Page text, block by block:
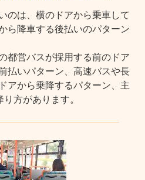
のは、横のドアから乗車して
ら降車する後払いのパターン
都営バスが採用する前のドア
払いパターン、高速バスや長
アから乗降するパターン、主
方があります。